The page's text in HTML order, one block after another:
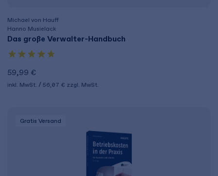
Michael von Hauff
Hanno Musielack
Das große Verwalter-Handbuch
59,99 €
inkl. MwSt. 56,07 € zzgl. MwSt.
Gratis Versand